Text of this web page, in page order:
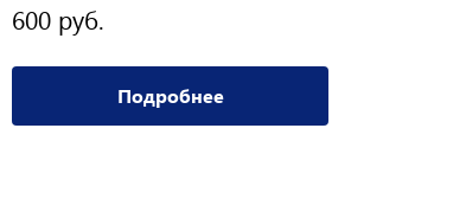
600 руб.
Подробнее